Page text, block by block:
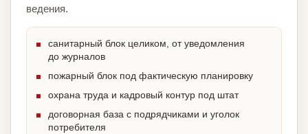
ведения.
санитарный блок целиком, от уведомления
до журналов
пожарный блок под фактическую планировку
охрана труда и кадровый контур под штат
договорная база с подрядчиками и уголок
потребителя